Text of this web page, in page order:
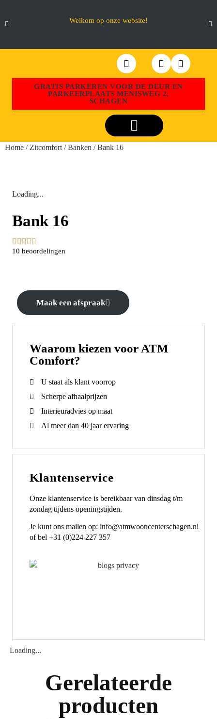
Welkom op onze website!
GRATIS PARKEREN VOOR DE DEUR EN
PARKEERPLAATS MENISWEG 2,
SCHAGEN
Home / Zitcomfort /Banken / Bank 16
Loading...
Bank 16
    
10 beoordelingen
Maak een afspraak
Waarom kiezen voor ATM
Comfort?
U staat als klant voorrop
Scherpe afhaalprijzen
Interieuradvies op maat
Al meer dan 40 jaar ervaring
Klantenservice
Onze klantenservice is bereikbaar van dinsdag t/m
zondag tijdens openingstijden.
Je kunt ons mailen op: info@atmwooncenterschagen.nl
of bel +31 (0)224 227 357
Loading...
Gerelateerde
producten